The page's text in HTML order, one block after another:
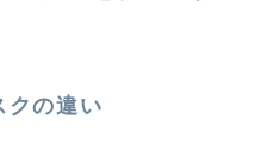
クの違い